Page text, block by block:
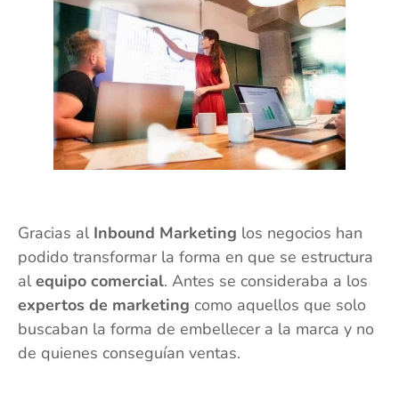
Gracias al Inbound Marketing los negocios han
podido transformar la forma en que se estructura
alequipo comercial. Antes se consideraba a los
expertos de marketing como aquellos que solo
buscaban la forma de embellecer a la marca y no
de quienes conseguían ventas.